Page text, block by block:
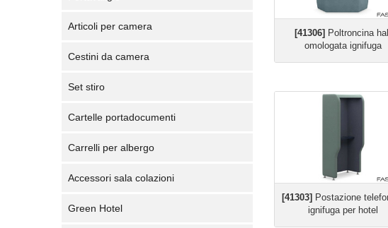
Articoli per camera
Cestini da camera
Set stiro
Cartelle portadocumenti
Carrelli per albergo
Accessori sala colazioni
Green Hotel
[41306] Poltroncina hall
omologata ignifuga
[41303] Postazione
ignifuga per hotel